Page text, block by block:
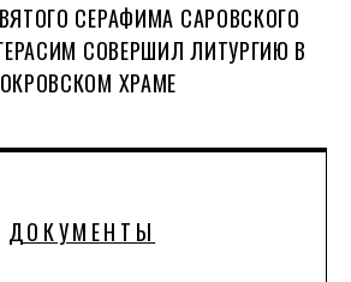
ДОКУМЕНТЫ
СЕРАФИМА САРОВСКОГО
СОВЕРШИЛ ЛИТУРГИЮ В
ХРАМЕ